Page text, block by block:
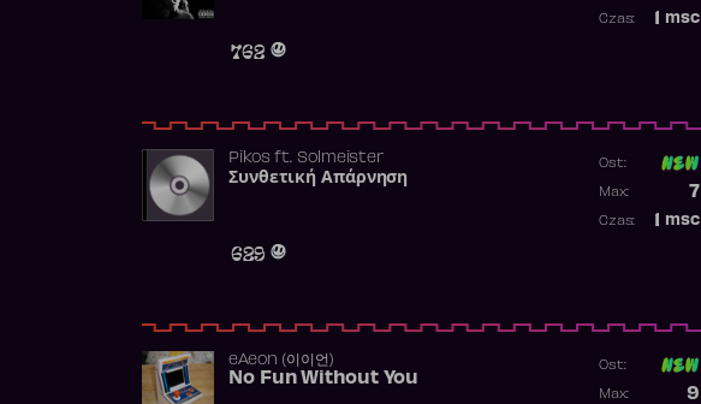
762
msc
Czas:
Pikosft. Solmeister
Συνθετική Απάρνηση
629
Ost:
7
Max:
msc
Czas:
​eAeon (이이언)
No Fun Without You
Ost:
9
Max: